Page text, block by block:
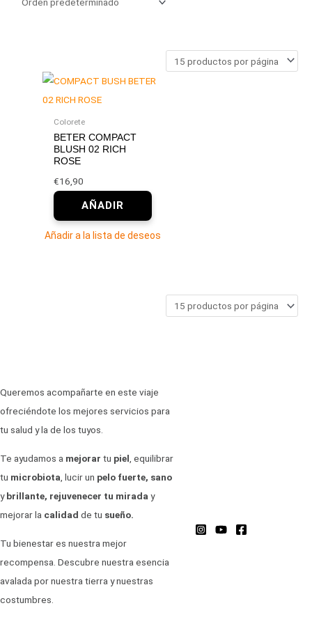
Colorete
BETER COMPACT
BLUSH 02 RICH
ROSE
€16,90
Añadir a la lista de deseos
Queremos acompañarte en este viaje
ofreciéndote los mejores servicios para
tu salud y la de los tuyos.
Te ayudamos a mejorar tu piel , equilibrar
tu microbiota , lucir un pelo fuerte, sano
ybrillante, rejuvenecer tu mirada y
mejorar la calidad de tu sueño.
Tu bienestar es nuestra mejor
recompensa. Descubre nuestra esencia
avalada por nuestra tierra y nuestras
costumbres.